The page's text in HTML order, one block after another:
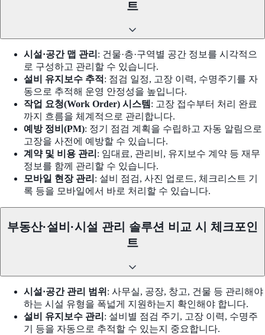
트
시설·공간 맵 관리 : 건물·층·구역별 공간 정보를 시각적으
로 구성하고 관리할 수 있습니다.
설비 유지보수 추적 : 점검 일정, 고장 이력, 수명주기를 자
동으로 추적해 운영 안정성을 높입니다.
작업 요청(Work Order) 시스템 : 고장 접수부터 처리 완료
까지 흐름을 체계적으로 관리합니다.
예방 정비(PM): 정기 점검 계획을 수립하고 자동 알림으로
고장을 사전에 예방할 수 있습니다.
계약 및 비용 관리 : 임대료, 관리비, 유지보수 계약 등 재무
정보를 함께 관리할 수 있습니다.
모바일 현장 관리 : 설비 점검, 사진 업로드, 체크리스트 기
록 등을 모바일에서 바로 처리할 수 있습니다.
부동산·설비·시설 관리 솔루션 비교 시 체크포인
트
시설·공간 관리 범위 : 사무실, 공장, 창고, 건물 등 관리해야
하는 시설 유형을 폭넓게 지원하는지 확인해야 합니다.
설비 유지보수 관리 : 설비별 점검 주기, 고장 이력, 수명주
기 등을 자동으로 추적할 수 있는지 중요합니다.